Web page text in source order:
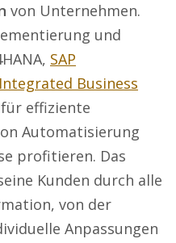
von Unternehmen.
und
SAP
Business
effiziente
Automatisierung
profitieren. Das
Kunden durch alle
von der
Anpassungen